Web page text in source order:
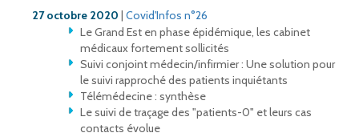
27 octobre 2020 | Covid'Infos n°26
Le Grand Est en phase épidémique, les cabinet
médicaux fortement sollicités
Suivi conjoint médecin/infirmier : Une solution pour
le suivi rapproché des patients inquiétants
Télémédecine : synthèse
Le suivi de traçage des "patients-0" et leurs cas
contacts évolue